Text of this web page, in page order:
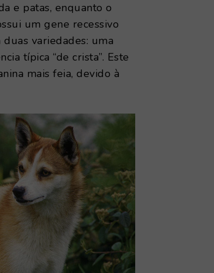
e patas, enquanto o
um gene recessivo
variedades: uma
típica “de crista”. Este
mais feia, devido à